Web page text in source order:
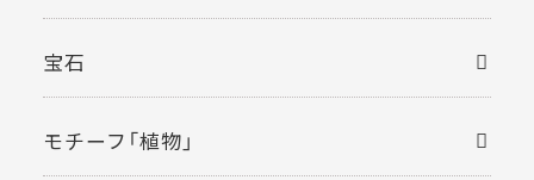
宝石
モチーフ「植物」